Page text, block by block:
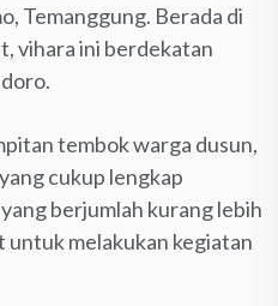
Temanggung. Berada di
vihara ini berdekatan
tembok warga dusun,
cukup lengkap
berjumlah kurang lebih
untuk melakukan kegiatan